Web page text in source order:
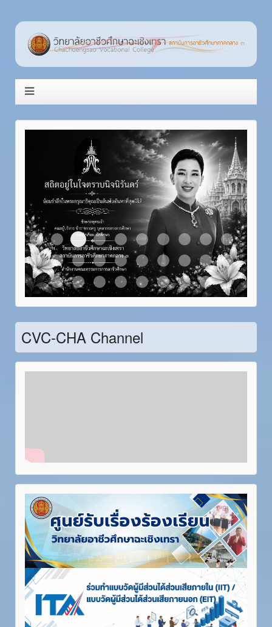
Item 1 Item 2Item 3
Item 4 Item 5 Item 6 Item 7 Item 8Item 9Item 10
Item 11Item 12Item 13Item 14Item 15Item 16 Item 17Item 18Item 19Item 20
Item 21Item 22Item 23Item 24Item 25Item 26Item 27Item 28
CVC-CHA Channel